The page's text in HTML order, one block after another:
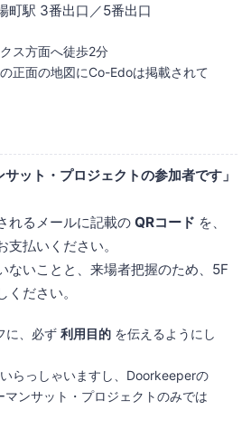
町駅 3番出口／5番出口
ス方面へ徒歩2分
正面の地図にCo-Edoは掲載されて
サット・プロジェクトの参加者です」
れるメールに記載の QRコード を、
払いください。
ないことと、来場者把握のため、5F
ださい。
に、必ず 利用目的 を伝えるようにし
らっしゃいますし、Doorkeeperの
マンサット・プロジェクトのみでは